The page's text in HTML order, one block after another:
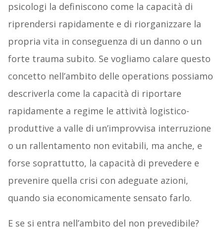
psicologi la definiscono come la capacità di
riprendersi rapidamente e di riorganizzare la
propria vita in conseguenza di un danno o un
forte trauma subito. Se vogliamo calare questo
concetto nell’ambito delle operations possiamo
descriverla come la capacità di riportare
rapidamente a regime le attività logistico-
produttive a valle di un’improvvisa interruzione
o un rallentamento non evitabili, ma anche, e
forse soprattutto, la capacità di prevedere e
prevenire quella crisi con adeguate azioni,
quando sia economicamente sensato farlo.
E se si entra nell’ambito del non prevedibile?